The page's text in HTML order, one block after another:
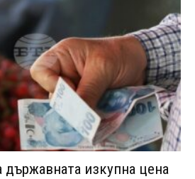
изкупна цена